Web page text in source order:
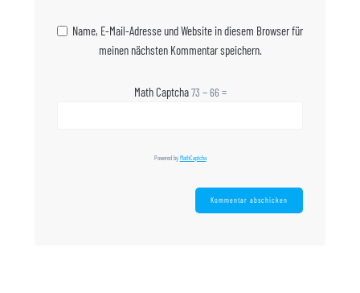
Name, E-Mail-Adresse und Website in diesem Browser für
meinen nächsten Kommentar speichern.
Math Captcha 73 − 66 =
Powered by MathCaptcha